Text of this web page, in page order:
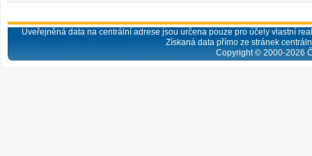
Uveřejněná data na centrální adrese jsou určena pouze pro účely vlastní
Získaná data přímo ze stránek
Copyright © 2000-2026